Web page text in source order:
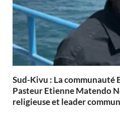
Sud-Kivu : La
Pasteur Etienne Matendo
religieuse et leader